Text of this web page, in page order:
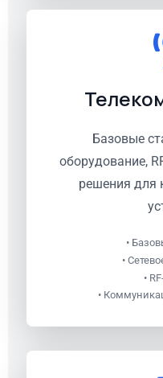
Базовые
оборудование,
решения для
•
•
•
•